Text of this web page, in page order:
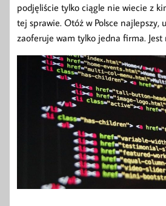
podjęliście tylko ciągle nie wiecie z
tej sprawie. Otóż w Polsce najlepszy,
zaoferuje wam tylko jedna firma. Jest